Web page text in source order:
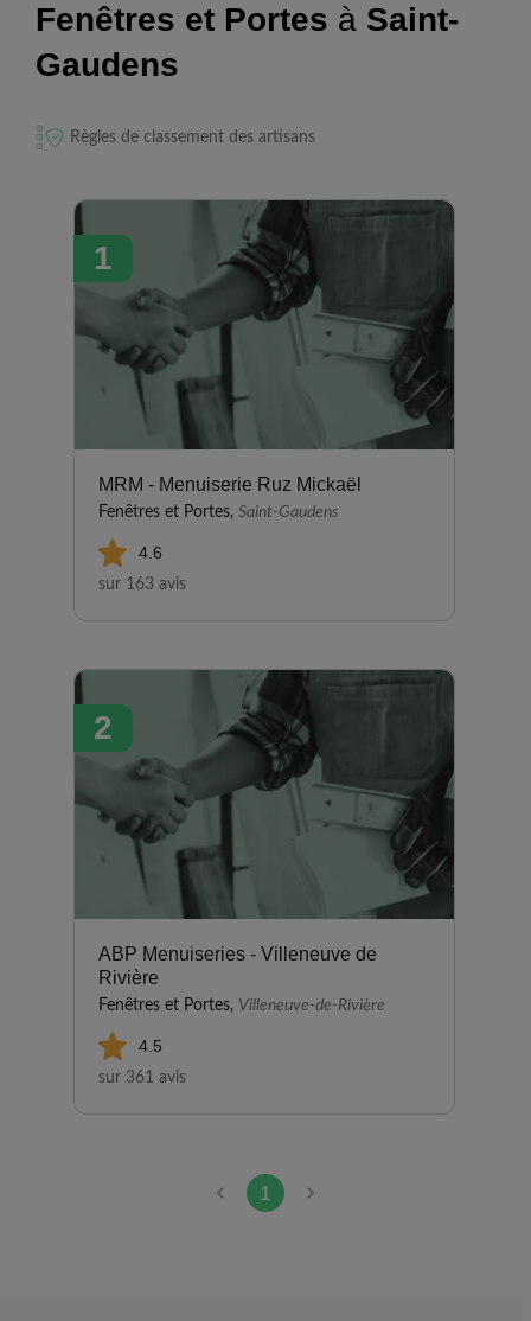
Fenêtres et Portes à Saint-
Gaudens
Règles de classement des artisans
1
MRM - Menuiserie Ruz Mickaël
Fenêtres et Portes, Saint-Gaudens
4.6
sur 163 avis
2
ABP Menuiseries - Villeneuve de
Rivière
Fenêtres et Portes, Villeneuve-de-Rivière
4.5
sur 361 avis
1